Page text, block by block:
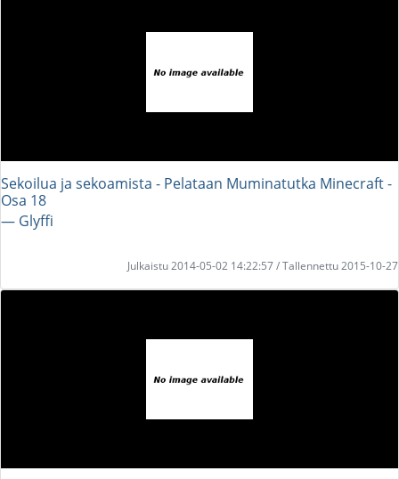
Sekoilua ja sekoamista - Pelataan Muminatutka Minecraft -
Osa 18
― Glyffi
Julkaistu 2014-05-02 14:22:57 / Tallennettu 2015-10-27